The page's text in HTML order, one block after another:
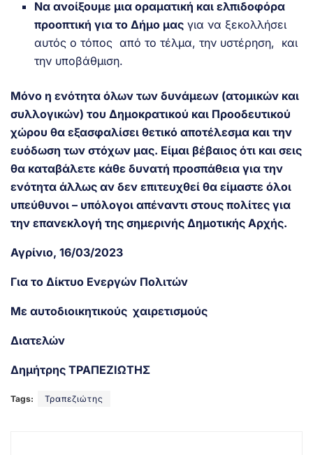
Να ανοίξουμε μια οραματική και ελπιδοφόρα
προοπτική για το Δήμο μας για να ξεκολλήσει
αυτός ο τόπος από το τέλμα, την υστέρηση, και
την υποβάθμιση.
Μόνο η ενότητα όλων των δυνάμεων (ατομικών και
συλλογικών) του Δημοκρατικού και Προοδευτικού
χώρου θα εξασφαλίσει θετικό αποτέλεσμα και την
ευόδωση των στόχων μας. Είμαι βέβαιος ότι και σεις
θα καταβάλετε κάθε δυνατή προσπάθεια για την
ενότητα άλλως αν δεν επιτευχθεί θα είμαστε όλοι
υπεύθυνοι – υπόλογοι απέναντι στους πολίτες για
την επανεκλογή της σημερινής Δημοτικής Αρχής.
Αγρίνιο, 16/03/2023
Για το Δίκτυο Ενεργών Πολιτών
Με αυτοδιοικητικούς χαιρετισμούς
Διατελών
Δημήτρης ΤΡΑΠΕΖΙΩΤΗΣ
Tags: Τραπεζιώτης